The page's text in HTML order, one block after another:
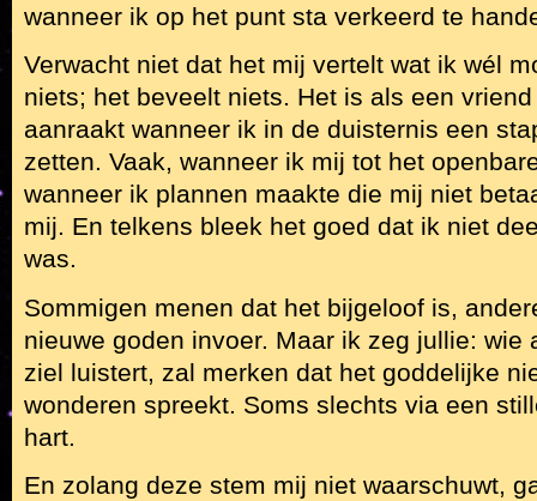
wanneer ik op het punt sta verkeerd te
Verwacht niet dat het mij vertelt wat ik wél
niets; het beveelt niets. Het is als een
aanraakt wanneer ik in de duisternis een
zetten. Vaak, wanneer ik mij tot het
wanneer ik plannen maakte die mij niet
mij. En telkens bleek het goed dat ik niet
was.
Sommigen menen dat het bijgeloof is,
nieuwe goden invoer. Maar ik zeg jullie: wie
ziel luistert, zal merken dat het goddelijke
wonderen spreekt. Soms slechts via een
hart.
En zolang deze stem mij niet waarschuwt,